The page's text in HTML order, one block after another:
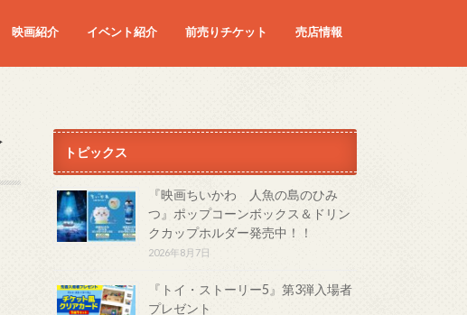
映画紹介 イベント紹介 前売りチケット 売店情報
トピックス
『映画ちいかわ 人魚の島のひみ
つ』ポップコーンボックス＆ドリン
クカップホルダー発売中！！
2026年8月7日
『トイ・ストーリー5』第3弾入場者
プレゼント